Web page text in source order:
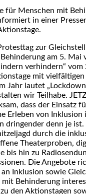
für Menschen mit
in einer
zur
am 5. Mai
verhindern“ vom
mit vielfältigen
Jahr lautet
wir Teilhabe.
dass der Einsatz
Erleben von Inklusion
dringender denn je ist.
durch die
Theaterproben,
bis hin zu
Die Angebote
an Inklusion sowie
Behinderung
den Aktionstagen